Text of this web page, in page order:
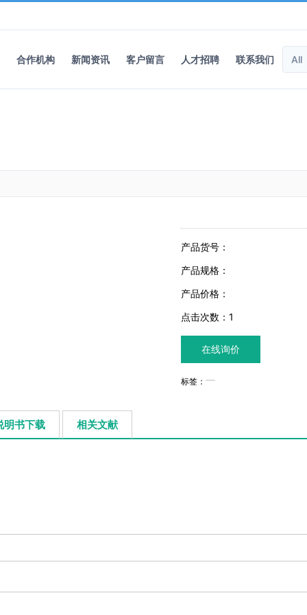
合作机构 新闻资讯 客户留言 人才招聘 联系我们
产品货号：
产品规格：
产品价格：
点击次数： 1
在线询价
标签：
明书下载 相关文献